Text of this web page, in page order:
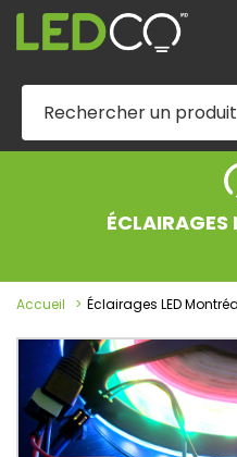
ÉCLAIRAGES
Accueil Éclairages LED